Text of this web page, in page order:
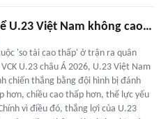
U.23 Việt Nam không cao…
'so tài cao thấp' ở trận ra quân
VCK U.23 châu Á 2026, U.23 Việt Nam
chiến thắng bằng đội hình bị đánh
hơn, chiều cao thấp hơn, thể lực yếu
vì điều đó, thắng lợi của U.23